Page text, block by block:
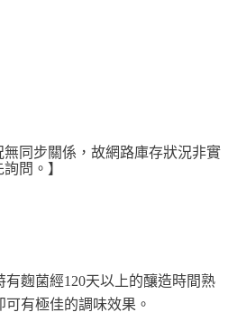
卡、不需儲值。
費通知簡訊。
點擊此簡訊中的連結，可透過四大超商／
箱10kg，請控制商品重量在9~
無同步關係，故網路庫存狀況非實
問。】
麴菌經120天以上的釀造時間熟
有極佳的調味效果。